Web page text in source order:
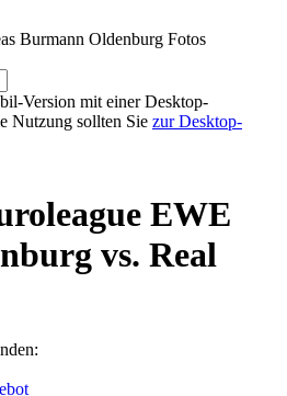
Version mit einer Desktop-
Nutzung sollten Sie zur Desktop-
EWE
vs. Real